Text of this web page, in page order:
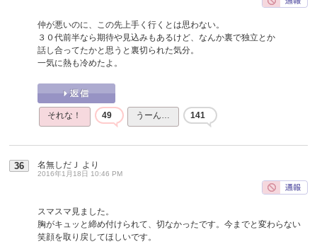
仲が悪いのに、この先上手く行くとは思わない。
３０代前半なら期待や見込みもあるけど、なんか裏で独立とか
話し合ってたかと思うと裏切られた気分。
一気に熱も冷めたよ。
それな！ 49 うーん… 141
36 名無しだＪ より
2016年1月18日 10:46 PM
スマスマ見ました。
胸がキュッと締め付けられて、切なかったです。今までと変わらない
笑顔を取り戻してほしいです。